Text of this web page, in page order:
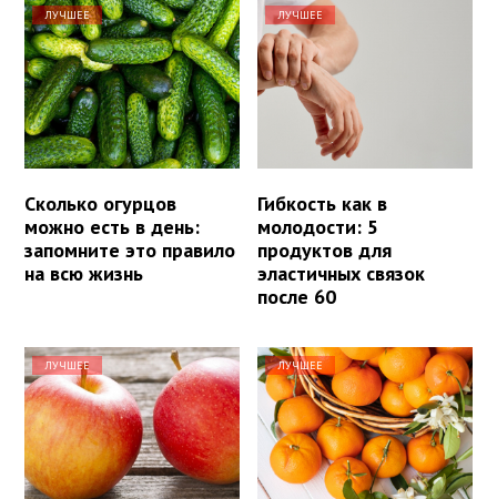
ЛУЧШЕЕ
Сколько огурцов
можно есть в день:
запомните это правило
на всю жизнь
ЛУЧШЕЕ
Гибкость как в
молодости: 5
продуктов для
эластичных связок
после 60
ЛУЧШЕЕ ЛУЧШЕЕ